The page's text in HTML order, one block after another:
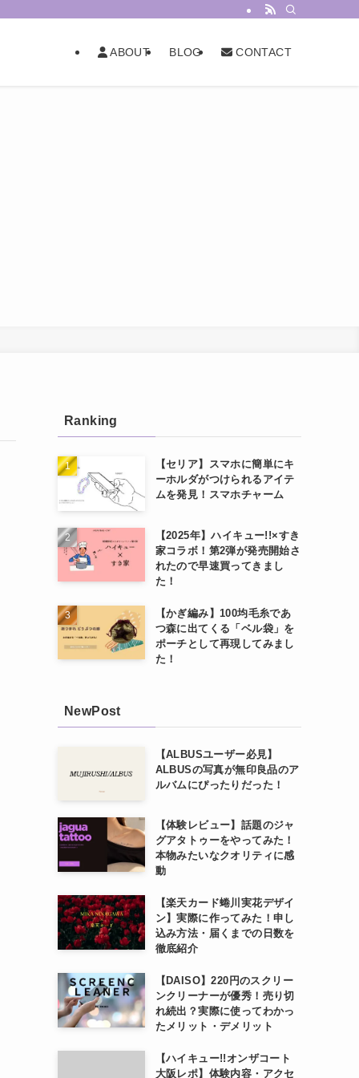
ABOUT BLOG CONTACT
Ranking
【セリア】スマホに簡単にキ
ーホルダがつけられるアイテ
ムを発見！スマホチャーム
【2025年】ハイキュー!!×すき
家コラボ！第2弾が発売開始さ
れたので早速買ってきまし
た！
【かぎ編み】100均毛糸であ
つ森に出てくる「ベル袋」を
ポーチとして再現してみまし
た！
NewPost
【ALBUSユーザー必見】
ALBUSの写真が無印良品のア
ルバムにぴったりだった！
【体験レビュー】話題のジャ
グアタトゥーをやってみた！
本物みたいなクオリティに感
動
【楽天カード蜷川実花デザイ
ン】実際に作ってみた！申し
込み方法・届くまでの日数を
徹底紹介
【DAISO】220円のスクリー
ンクリーナーが優秀！売り切
れ続出？実際に使ってわかっ
たメリット・デメリット
【ハイキュー!!オンザコート
大阪レポ】体験内容・アクセ